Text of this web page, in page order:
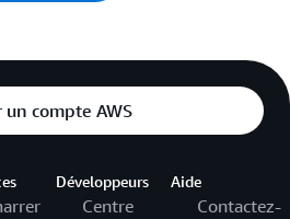
un compte AWS
Développeurs
Centre
Aide
Contactez-